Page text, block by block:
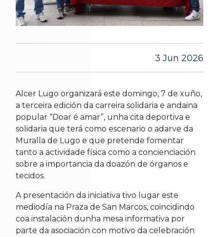
3 Jun 2026
Alcer Lugo organizará este domingo, 7 de xuño,
a terceira edición da carreira solidaria e andaina
popular “Doar é amar”, unha cita deportiva e
solidaria que terá como escenario o adarve da
Muralla de Lugo e que pretende fomentar
tanto a actividade física como a concienciación
sobre a importancia da doazón de órganos e
tecidos.
A presentación da iniciativa tivo lugar este
mediodía na Praza de San Marcos, coincidindo
coa instalación dunha mesa informativa por
parte da asociación con motivo da celebración